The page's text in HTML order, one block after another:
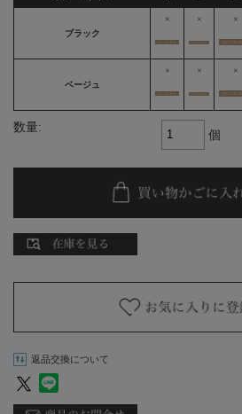
ブラック
× × ×
ベージュ
× × ×
数量:
個
返品交換について